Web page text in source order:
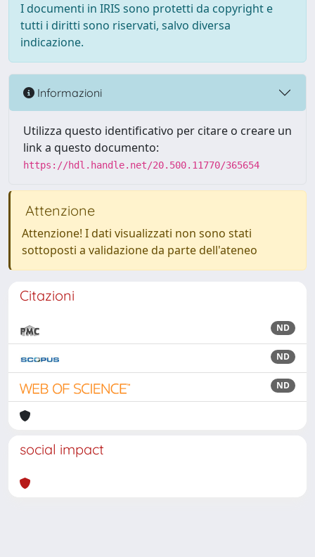
I documenti in IRIS sono protetti da copyright e
tutti i diritti sono riservati, salvo diversa
indicazione.
Informazioni
Utilizza questo identificativo per citare o creare un
link a questo documento:
https://hdl.handle.net/20.500.11770/365654
Attenzione
Attenzione! I dati visualizzati non sono stati
sottoposti a validazione da parte dell'ateneo
Citazioni
ND
ND
ND
social impact